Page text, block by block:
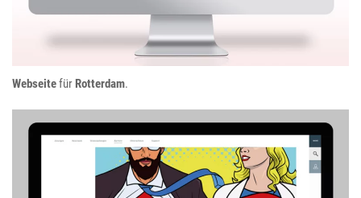
Webseitefür Rotterdam.